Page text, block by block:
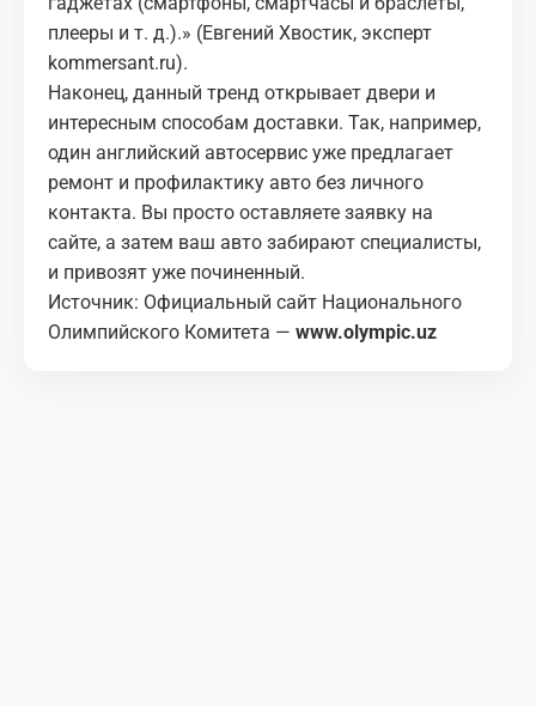
плееры и т. д.).» (Евгений Хвостик, эксперт
kommersant.ru).
Наконец, данный тренд открывает двери и
интересным способам доставки. Так, например,
один английский автосервис уже предлагает
ремонт и профилактику авто без личного
контакта. Вы просто оставляете заявку на
сайте, а затем ваш авто забирают специалисты,
и привозят уже починенный.
Источник: Официальный сайт Национального
Олимпийского Комитета — www.olympic.uz